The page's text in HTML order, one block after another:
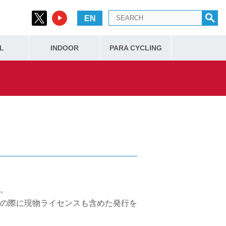
EN
INDOOR PARA CYCLING
際に現物ライセンスも含めた発行を